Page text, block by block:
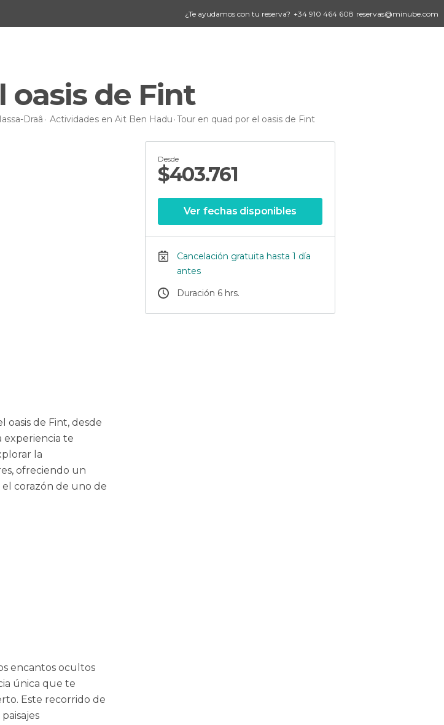
¿Te ayudamos con tu reserva? +34 910 464 608 reservas@minube.com
oasis de Fint
Draâ Actividades en Ait Ben Hadu Tour en quad por el oasis de Fint
Desde
$403.761
Ver fechas disponibles
Cancelación gratuita hasta 1 día
antes
Duración 6 hrs.
de Fint, desde
experiencia te
la
ofreciendo un
corazón de uno de
encantos ocultos
única que te
Este recorrido de